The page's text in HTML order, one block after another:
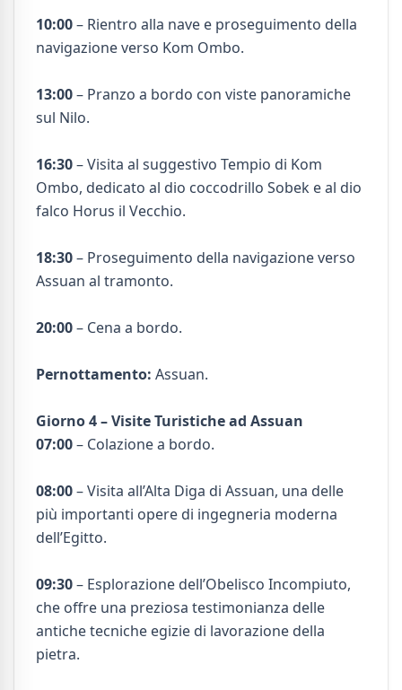
10:00– Rientro alla nave e proseguimento della
navigazione verso Kom Ombo.
13:00– Pranzo a bordo con viste panoramiche
sul Nilo.
16:30– Visita al suggestivo Tempio di Kom
Ombo, dedicato al dio coccodrillo Sobek e al dio
falco Horus il Vecchio.
18:30– Proseguimento della navigazione verso
Assuan al tramonto.
20:00– Cena a bordo.
Pernottamento: Assuan.
Giorno 4 – Visite Turistiche ad Assuan
07:00– Colazione a bordo.
08:00– Visita all’Alta Diga di Assuan, una delle
più importanti opere di ingegneria moderna
dell’Egitto.
09:30– Esplorazione dell’Obelisco Incompiuto,
che offre una preziosa testimonianza delle
antiche tecniche egizie di lavorazione della
pietra.